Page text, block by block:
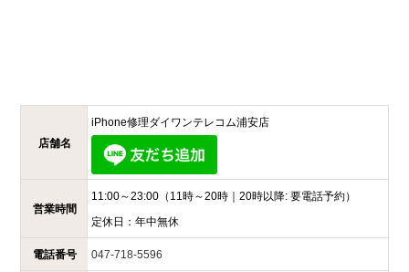
店舗名
iPhone修理ダイワンテレコム浦安店
営業時間
11:00～23:00（11時～20時｜20時以降: 要電話予約）
定休日： 年中無休
電話番号 047-718-5596